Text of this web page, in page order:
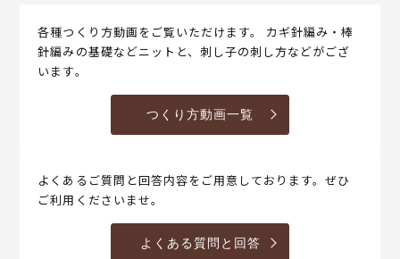
各種つくり方動画をご覧いただけます。 カギ針編み・棒
針編みの基礎などニットと、刺し子の刺し方などがござ
います。
つくり方動画一覧
よくあるご質問と回答内容をご用意しております。ぜひ
ご利用くださいませ。
よくある質問と回答